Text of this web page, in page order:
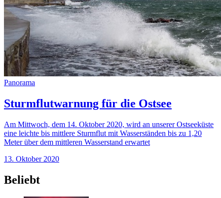
Panorama
Sturmflutwarnung für die Ostsee
Am Mittwoch, dem 14. Oktober 2020, wird an unserer Ostseeküste
eine leichte bis mittlere Sturmflut mit Wasserständen bis zu 1,20
Meter über dem mittleren Wasserstand erwartet
13. Oktober 2020
Beliebt